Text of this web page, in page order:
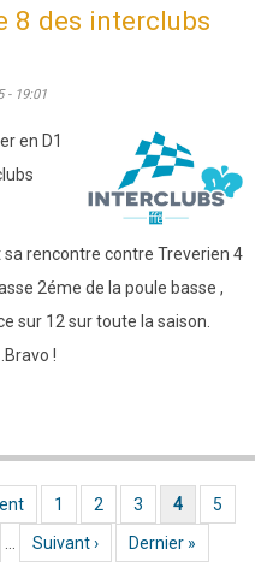
8 des interclubs
- 19:01
en D1
rencontre contre Treverien 4
2éme de la poule basse ,
sur 12 sur toute la saison.
!
Page
1 Page
2 Page
3 Page actuelle
4 Page
5
… Page suivante
Suivant › Dernière page
Dernier »